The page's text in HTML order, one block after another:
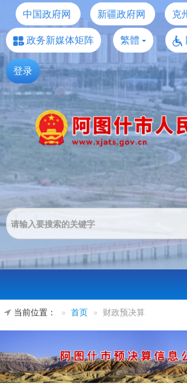
中国政府网 新疆政府网
克
政务新媒体矩阵
繁體
登录
当前位置： 首页 财政预决算